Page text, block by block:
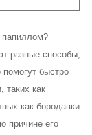
папиллом?
разные способы,
быстро
таких как
как бородавки.
причине его